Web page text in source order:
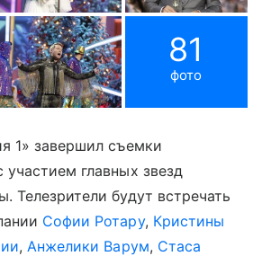
81
фото
1» завершил съемки
главных звезд
Телезрители будут встречать
Софии Ротару, Кристины
, Анжелики Варум, Стаса